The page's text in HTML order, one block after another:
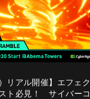
リアル開催】エフェク
ト必見！ サイバーコ